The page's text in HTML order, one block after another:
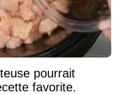
pourrait
favorite.